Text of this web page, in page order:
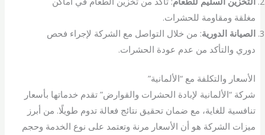
مغلقة ومقاومة للحشرات.
الصيانة الدورية: من خلال التواصل مع الشركة لإجراء فحص
دوري والتأكد من عدم عودة الحشرات.
الأسعار والتكلفة مع “الألمانية”
شركة “الألمانية لإبادة الحشرات والقوارض” تقدم خدماتها بأسعار
تنافسية للغاية، مع ضمان تحقيق نتائج فعالة تدوم طويلًا. من أبرز
ميزات الشركة هو أن الأسعار مرنة وتعتمد على نوع الخدمة وحجم